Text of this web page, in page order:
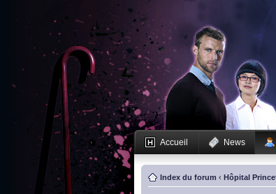
Accueil News
Index du forum ‹ Hôpital